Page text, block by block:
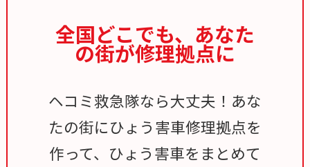
全国どこでも、 あなた
の街が修理拠点に
ヘコミ救急隊なら大丈夫！あな
たの街にひょう害車修理拠点を
作って、ひょう害車をまとめて